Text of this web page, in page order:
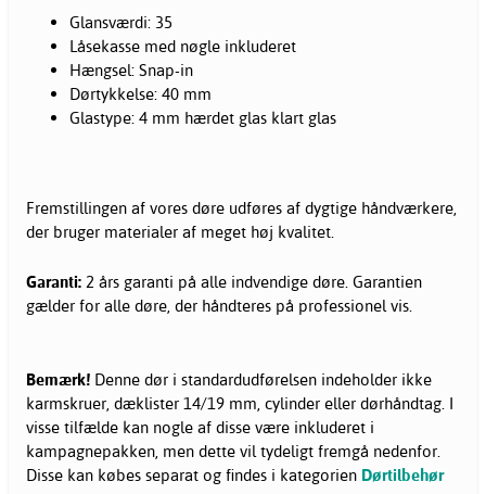
Glansværdi: 35
Låsekasse med nøgle inkluderet
Hængsel: Snap-in
Dørtykkelse: 40 mm
Glastype: 4 mm hærdet glas klart glas
Fremstillingen af vores døre udføres af dygtige håndværkere,
der bruger materialer af meget høj kvalitet.
Garanti: 2 års garanti på alle indvendige døre. Garantien
gælder for alle døre, der håndteres på professionel vis.
Bemærk! Denne dør i standardudførelsen indeholder ikke
karmskruer, dæklister 14/19 mm, cylinder eller dørhåndtag. I
visse tilfælde kan nogle af disse være inkluderet i
kampagnepakken, men dette vil tydeligt fremgå nedenfor.
Disse kan købes separat og findes i kategorien Dørtilbehør